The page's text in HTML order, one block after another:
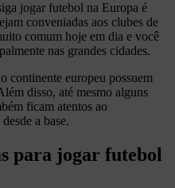
jogar futebol na Europa é
conveniadas aos clubes de
comum hoje em dia e você
nas grandes cidades.
continente europeu possuem
disso, até mesmo alguns
ficam atentos ao
a base.
jogar futebol